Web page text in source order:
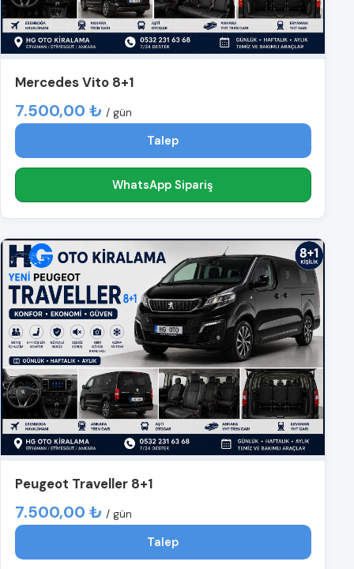
Mercedes Vito 8+1
7.500,00 ₺ / gün
Talep
WhatsApp Sipariş
Peugeot Traveller 8+1
7.500,00 ₺ / gün
Talep